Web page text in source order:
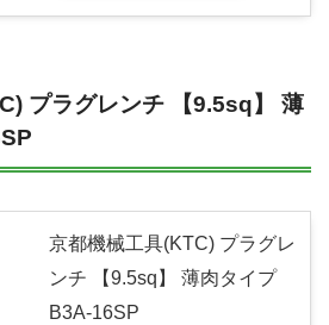
プラグレンチ 【9.5sq】 薄
京都機械工具(KTC) プラグレ
ンチ 【9.5sq】 薄肉タイプ
B3A-16SP